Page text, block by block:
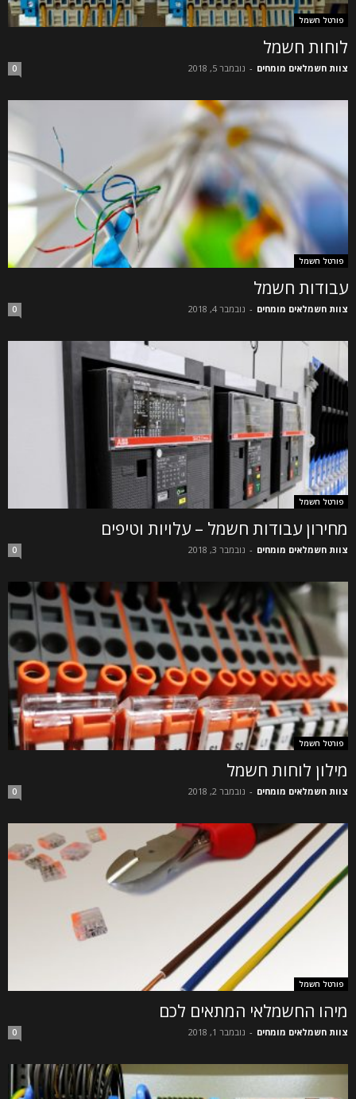
פורטל חשמל
לוחות חשמל
צוות חשמלאים מומחים - נובמבר 5, 2018 0
פורטל חשמל
עבודות חשמל
צוות חשמלאים מומחים - נובמבר 4, 2018 0
פורטל חשמל
מחירון עבודות חשמל – עלויות וטיפים
צוות חשמלאים מומחים - נובמבר 3, 2018 0
פורטל חשמל
מילון לוחות חשמל
צוות חשמלאים מומחים - נובמבר 2, 2018 0
פורטל חשמל
מיהו החשמלאי המתאים לכם
צוות חשמלאים מומחים - נובמבר 1, 2018 0